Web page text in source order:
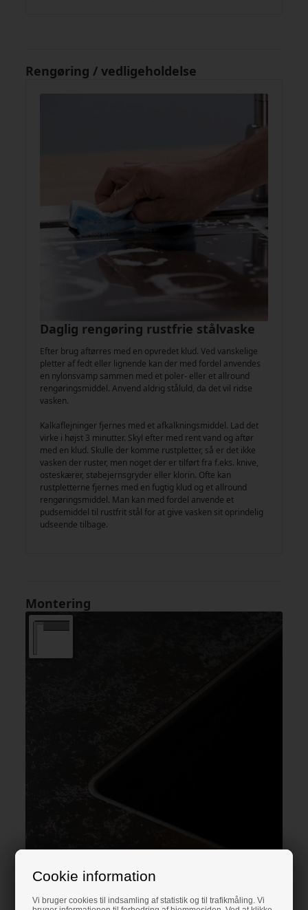
Cookie information
Vi bruger cookies til indsamling af statistik og til trafikmåling. Vi
Rengøring / vedligeholdelse
Daglig rengøring rustfrie stålvaske
Efter brug aftørres med en opvredet klud. Ved vanskelige
pletter af fedt eller lignende kan der med fordel anvendes
en nylonsvamp sammen med et poler- eller et allround
rengøringsmiddel. Anvend aldrig ståluld, da det vil ridse
vasken.
Kalkaflejninger fjernes med et afkalkningsmiddel. Lad det
virke i højst 3 minutter. Skyl efter med rent vand og aftør
med en klud. Skulle der komme rustpletter, så er det ikke
vasken der ruster, men noget der er tilført fra f.eks. knive,
osteskærer, støbejernsgryder eller klorin. Ofte kan
rustpletterne fjernes med en fugtig klud og et allround
rengøringsmiddel. Man kan med fordel anvende et
pudsemiddel til rustfrit stål for at give vasken sit oprindelig
udseende tilbage.
Montering
Underlimning vask i en
laminatbordplade